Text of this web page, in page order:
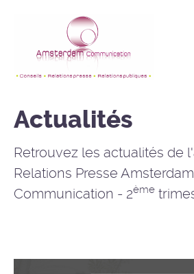
Actualités
Retrouvez les actualités de
Relations Presse Amsterdam
Communication - 2ème